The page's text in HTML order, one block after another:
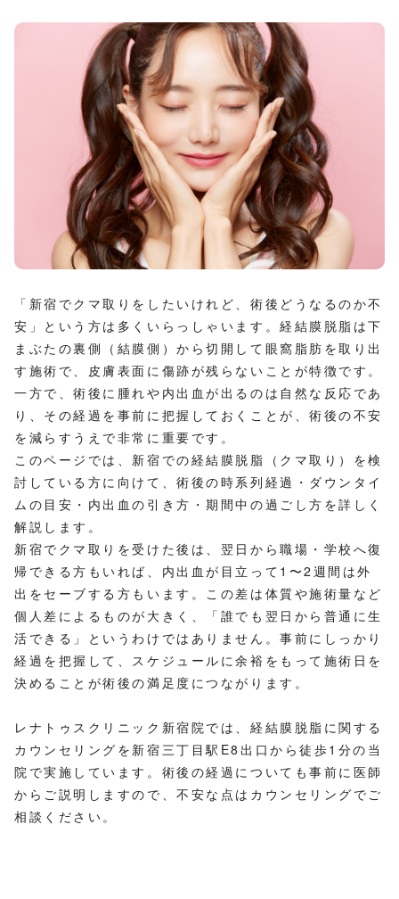
「新宿でクマ取りをしたいけれど、術後どうなるのか不
安」という方は多くいらっしゃいます。経結膜脱脂は下
まぶたの裏側（結膜側）から切開して眼窩脂肪を取り出
す施術で、皮膚表面に傷跡が残らないことが特徴です。
一方で、術後に腫れや内出血が出るのは自然な反応であ
り、その経過を事前に把握しておくことが、術後の不安
を減らすうえで非常に重要です。
このページでは、新宿での経結膜脱脂（クマ取り）を検
討している方に向けて、術後の時系列経過・ダウンタイ
ムの目安・内出血の引き方・期間中の過ごし方を詳しく
解説します。
新宿でクマ取りを受けた後は、翌日から職場・学校へ復
帰できる方もいれば、内出血が目立って1〜2週間は外
出をセーブする方もいます。この差は体質や施術量など
個人差によるものが大きく、「誰でも翌日から普通に生
活できる」というわけではありません。事前にしっかり
経過を把握して、スケジュールに余裕をもって施術日を
決めることが術後の満足度につながります。
レナトゥスクリニック新宿院では、経結膜脱脂に関する
カウンセリングを新宿三丁目駅E8出口から徒歩1分の当
院で実施しています。術後の経過についても事前に医師
からご説明しますので、不安な点はカウンセリングでご
相談ください。